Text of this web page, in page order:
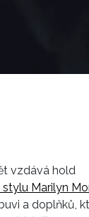
vzdává hold
Marilyn
a doplňků,